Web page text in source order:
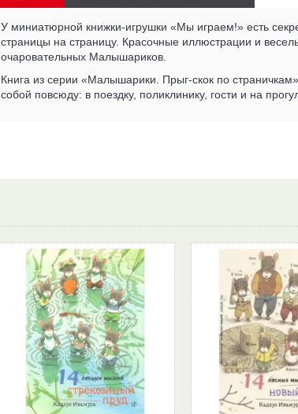
У миниатюрной книжки-игрушки «Мы играем!» есть
страницы на страницу. Красочные иллюстрации и
очаровательных Малышариков.
Книга из серии «Малышарики. Прыг-скок по
собой повсюду: в поездку, поликлинику, гости и на